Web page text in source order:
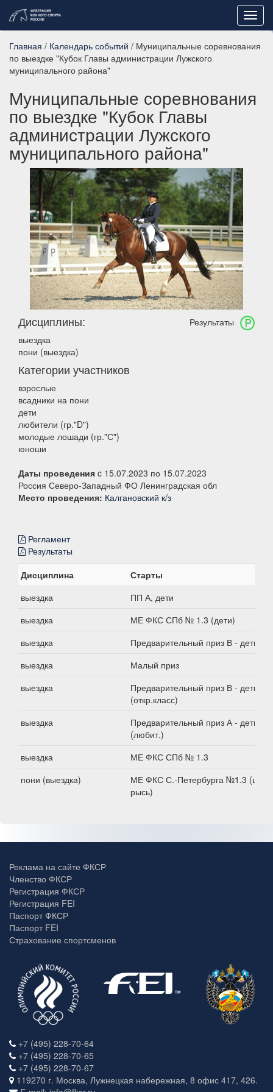
Главная / Календарь событий / Муниципальные соревнования
по выездке "Кубок Главы администрации Лужского
муниципального района"
Муниципальные соревнования
по выездке "Кубок Главы
администрации Лужского
муниципального района"
Результаты
Дисциплины:
выездка
пони (выездка)
Категории участников
взрослые
всадники на пони
дети
любители (гр."D")
молодые лошади (гр."С")
юноши
Даты проведения c 15.07.2023 по 15.07.2023
Россия Северо-Западный ФО Ленинградская обл
Место проведения: Калгановский к/з
Регламент
Результаты
Дисциплина
Старты
выездка
ПП А, дети
выездка
МЕ ФКС СПб № 1.3 (дети)
выездка
Предварительный приз В - дети
выездка
Малый приз
выездка
Предварительный приз В - дети
(откр.класс)
выездка
Предварительный приз А - дети
(любит.)
выездка
МЕ ФКС СПб № 1.3
пони (выездка)
МЕ ФКС С.-Петербурга №1.3 (шаг-
рысь)
Реклама на сайте ФКСР
Членство ФКСР
Регистрация ФКСР
Регистрация FEI
Паспорт ФКСР
Паспорт FEI
Страхование спортсменов
+7 (495) 228-70-64
+7 (495) 228-70-65
+7 (495) 228-70-67
119270 г. Москва, Лужнецкая набережная, 8 офис 417, 426.